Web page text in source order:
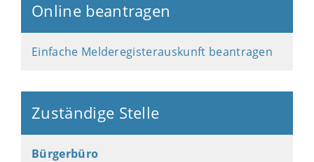
Online beantragen
Einfache Melderegisterauskunft beantragen
Zuständige Stelle
Bürgerbüro